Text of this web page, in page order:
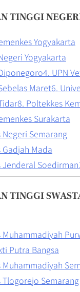
TINGGI
Yogyakarta
Yogyakarta
4. UPN
Maret6.
8. Poltekkes
Surakarta
Semarang
Mada
Jenderal Soedirman
TINGGI
Muhammadiyah
Putra Bangsa
Muhammadiyah
Tlogorejo Semarang